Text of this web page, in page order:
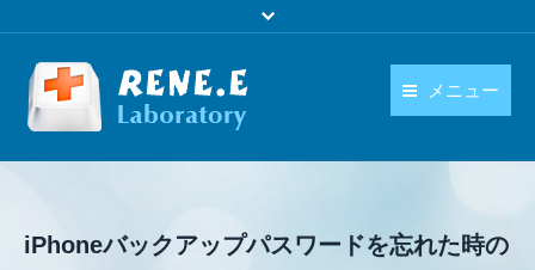
メニュー
日本語
iPhoneバックアップパスワードを忘れた時の